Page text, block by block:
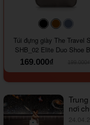
#000000#964B00
Túi đựng giày The Travel
SHB_02 Elite Duo Shoe
169.000₫
nơi